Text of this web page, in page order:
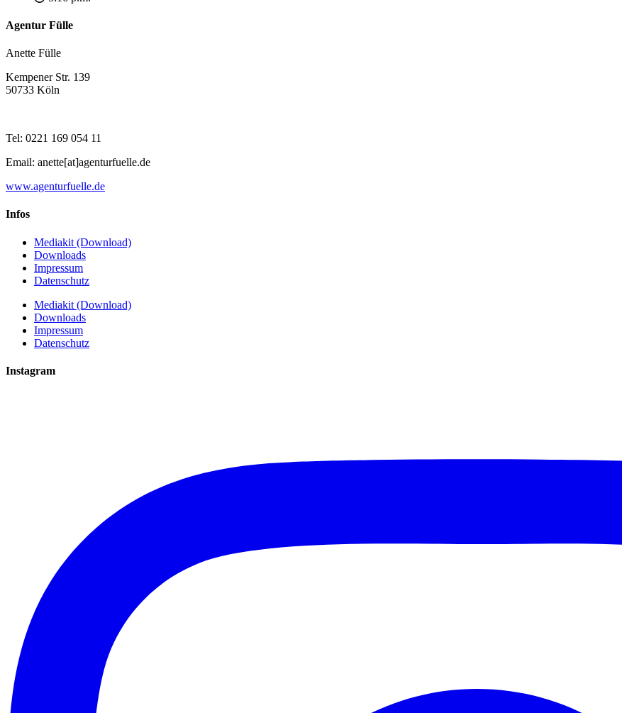
Agentur Fülle
Anette Fülle
Kempener Str. 139
50733 Köln
Tel: 0221 169 054 11
Email: anette[at]agenturfuelle.de
www.agenturfuelle.de
Infos
Mediakit (Download)
Downloads
Impressum
Datenschutz
Mediakit (Download)
Downloads
Impressum
Datenschutz
Instagram